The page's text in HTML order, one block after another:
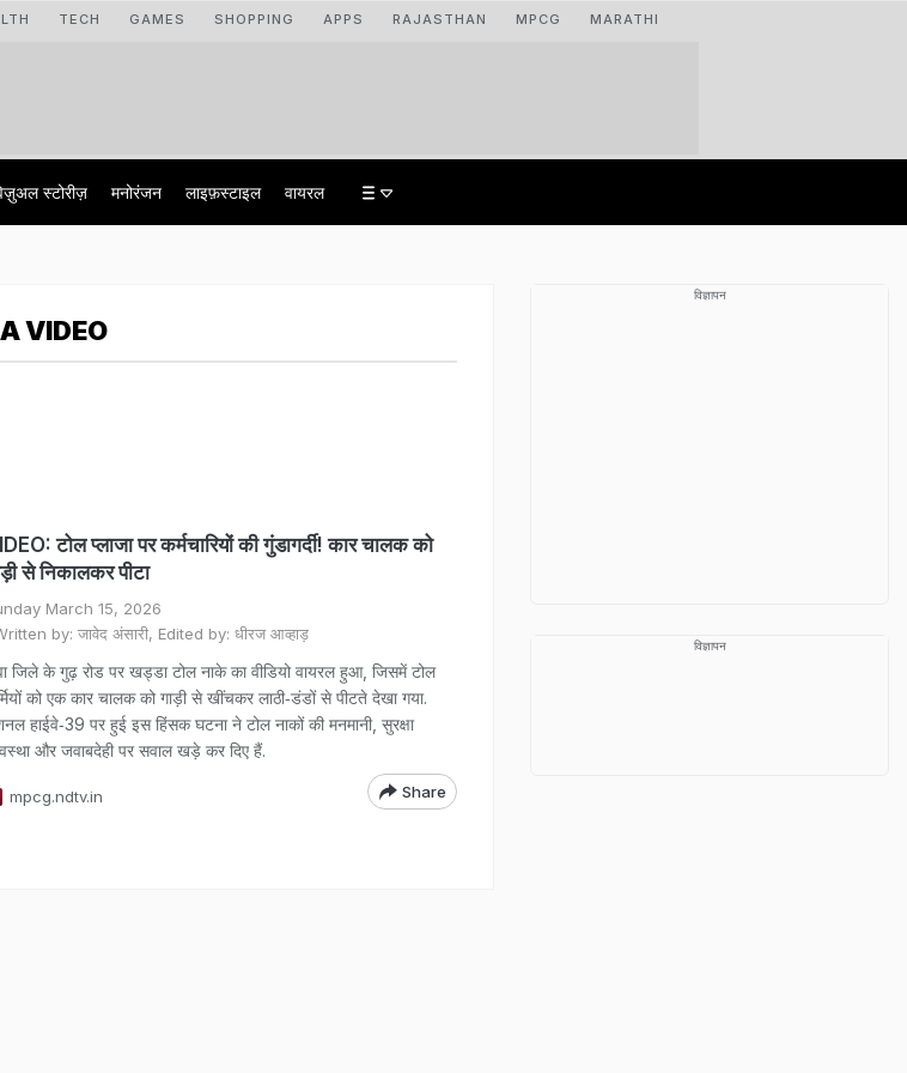
TECH GAMES SHOPPING APPS RAJASTHAN MPCG MARATHI
स्टोरीज़ मनोरंजन लाइफ़स्टाइल वायरल
VIDEO
टोल प्लाजा पर कर्मचारियों की गुंडागर्दी! कार चालक को
से निकालकर पीटा
March 15, 2026
by: जावेद अंसारी, Edited by: धीरज आव्हाड़
जिले के गुढ़ रोड पर खड्डा टोल नाके का वीडियो वायरल हुआ, जिसमें टोल
को एक कार चालक को गाड़ी से खींचकर लाठी‑डंडों से पीटते देखा गया.
हाईवे‑39 पर हुई इस हिंसक घटना ने टोल नाकों की मनमानी, सुरक्षा
और जवाबदेही पर सवाल खड़े कर दिए हैं.
mpcg.ndtv.in Share
विज्ञापन
विज्ञापन